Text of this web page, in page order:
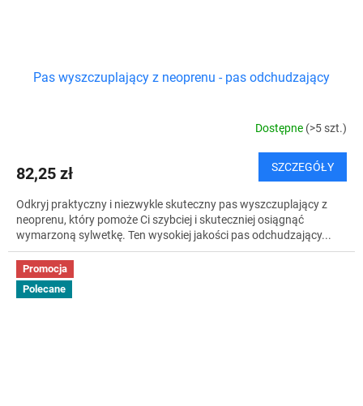
Pas wyszczuplający z neoprenu - pas odchudzający
Dostępne (>5 szt.)
82,25 zł SZCZEGÓŁY
Odkryj praktyczny i niezwykle skuteczny pas wyszczuplający z
neoprenu, który pomoże Ci szybciej i skuteczniej osiągnąć
wymarzoną sylwetkę. Ten wysokiej jakości pas odchudzający...
Promocja
Polecane